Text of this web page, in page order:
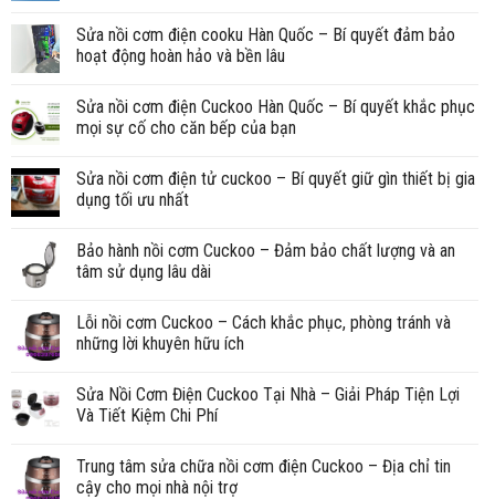
Sửa nồi cơm điện cooku Hàn Quốc – Bí quyết đảm bảo
hoạt động hoàn hảo và bền lâu
Sửa nồi cơm điện Cuckoo Hàn Quốc – Bí quyết khắc phục
mọi sự cố cho căn bếp của bạn
Sửa nồi cơm điện tử cuckoo – Bí quyết giữ gìn thiết bị gia
dụng tối ưu nhất
Bảo hành nồi cơm Cuckoo – Đảm bảo chất lượng và an
tâm sử dụng lâu dài
Lỗi nồi cơm Cuckoo – Cách khắc phục, phòng tránh và
những lời khuyên hữu ích
Sửa Nồi Cơm Điện Cuckoo Tại Nhà – Giải Pháp Tiện Lợi
Và Tiết Kiệm Chi Phí
Trung tâm sửa chữa nồi cơm điện Cuckoo – Địa chỉ tin
cậy cho mọi nhà nội trợ